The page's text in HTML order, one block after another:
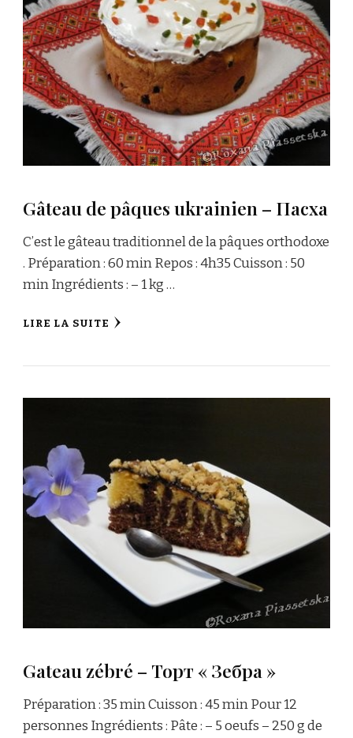
Gâteau de pâques ukrainien – Пасха
C’est le gâteau traditionnel de la pâques orthodoxe
. Préparation : 60 min Repos : 4h35 Cuisson : 50
min Ingrédients : – 1 kg …
LIRE LA SUITE
Gateau zébré – Торт « Зебра »
Préparation : 35 min Cuisson : 45 min Pour 12
personnes Ingrédients : Pâte : – 5 oeufs – 250 g de